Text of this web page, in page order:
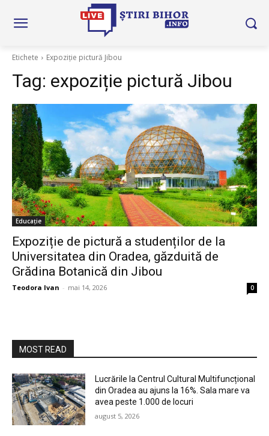
Etichete Expoziție pictură Jibou
Tag: expoziție pictură Jibou
Educație
Expoziție de pictură a studenților de la
Universitatea din Oradea, găzduită de
Grădina Botanică din Jibou
Teodora Ivan - mai 14, 2026 0
MOST READ
Lucrările la Centrul Cultural Multifuncțional
din Oradea au ajuns la 16%. Sala mare va
avea peste 1.000 de locuri
august 5, 2026